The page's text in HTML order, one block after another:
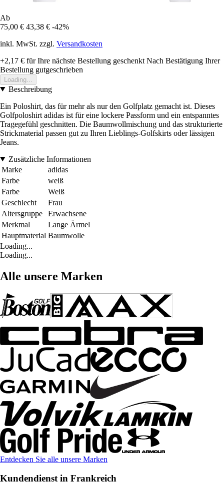
Ab
75,00 € 43,38 € -42%
inkl. MwSt. zzgl. Versandkosten
+2,17 € für Ihre nächste Bestellung geschenkt Nach Bestätigung Ihrer
Bestellung gutgeschrieben
Loading...
Beschreibung
Ein Poloshirt, das für mehr als nur den Golfplatz gemacht ist. Dieses
Golfpoloshirt adidas ist für eine lockere Passform und ein entspanntes
Tragegefühl geschnitten. Die Baumwollmischung und das strukturierte
Strickmaterial passen gut zu Ihren Lieblings-Golfskirts oder lässigen
Jeans.
Zusätzliche Informationen
Marke
adidas
Farbe
weiß
Farbe
Weiß
Geschlecht
Frau
Altersgruppe
Erwachsene
Merkmal
Lange Ärmel
Hauptmaterial Baumwolle
Loading...
Loading...
Alle unsere Marken
Entdecken Sie alle unsere Marken
Kundendienst in Frankreich